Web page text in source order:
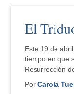
El
Este 19 de
tiempo en que
Resurrección
PorCarola